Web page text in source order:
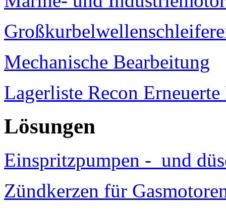
Mechanische Bearbeitung
Lagerliste Recon
Lösungen
Einspritzpumpen - und
Zündkerzen für